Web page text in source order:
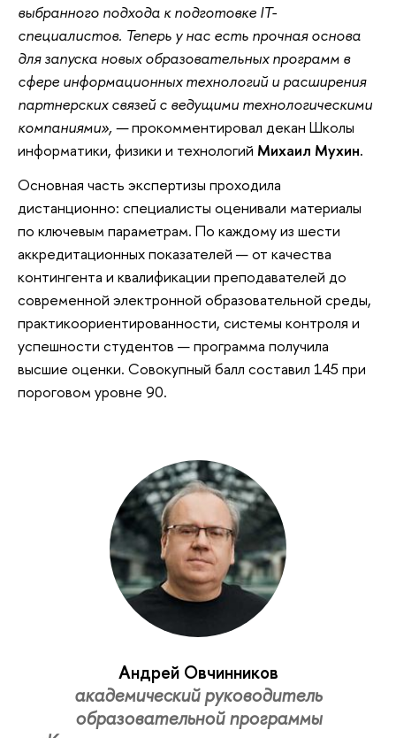
выбранного подхода к подготовке IT-
специалистов. Теперь у нас есть прочная основа
для запуска новых образовательных программ в
сфере информационных технологий и расширения
партнерских связей с ведущими технологическими
компаниями», —прокомментировал декан Школы
информатики, физики и технологий Михаил Мухин.
Основная часть экспертизы проходила
дистанционно: специалисты оценивали материалы
по ключевым параметрам. По каждому из шести
аккредитационных показателей — от качества
контингента и квалификации преподавателей до
современной электронной образовательной среды,
практикоориентированности, системы контроля и
успешности студентов — программа получила
высшие оценки. Совокупный балл составил 145 при
пороговом уровне 90.
Андрей Овчинников
академический руководитель
образовательной программы